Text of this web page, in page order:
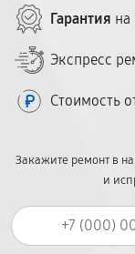
Гарантия на
Экспресс
Стоимость
Закажите ремонт в
и